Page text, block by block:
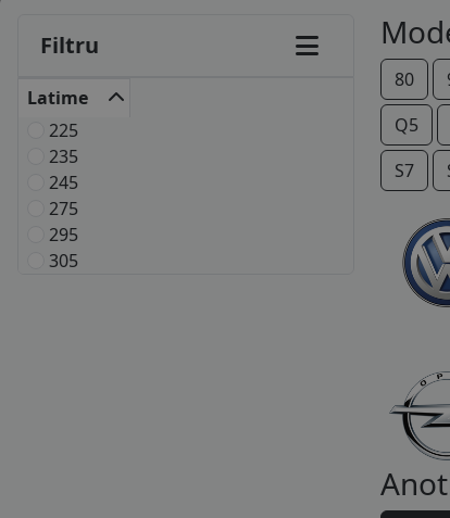
Filtru
Latime
225
235
245
275
295
305
80
Q5
S7